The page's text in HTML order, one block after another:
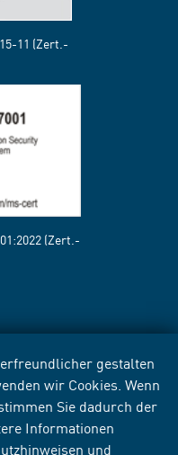
gestalten
wir Cookies. Wenn
Sie dadurch der
Informationen
und
11 (Zert.-
(Zert.-